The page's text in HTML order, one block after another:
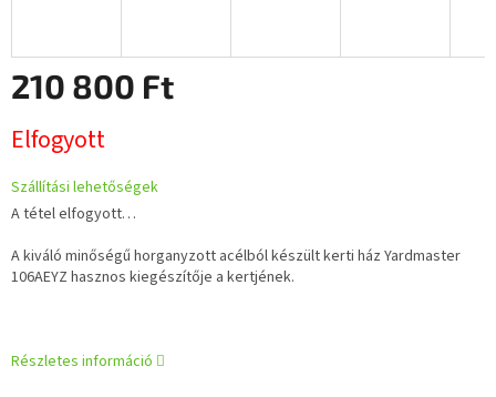
210 800 Ft
Elfogyott
Szállítási lehetőségek
A tétel elfogyott…
A kiváló minőségű horganyzott acélból készült kerti ház Yardmaster
106AEYZ hasznos kiegészítője a kertjének.
Részletes információ